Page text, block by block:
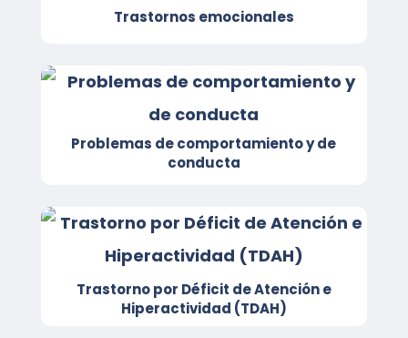
Trastornos emocionales
Problemas de comportamiento y de
conducta
Trastorno por Déficit de Atención e
Hiperactividad (TDAH)